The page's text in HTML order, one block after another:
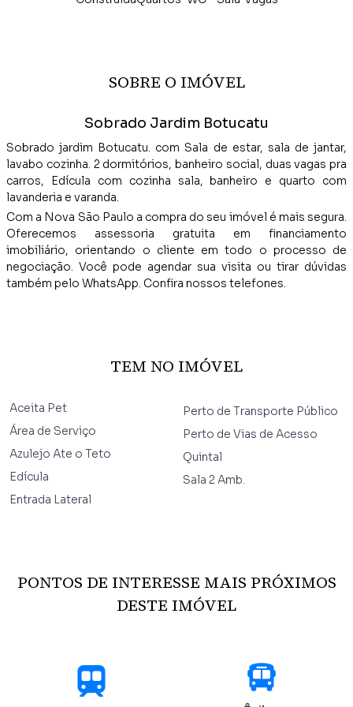
SOBRE O IMÓVEL
Sobrado Jardim Botucatu
Sobrado jardim Botucatu. com Sala de estar, sala de jantar,
lavabo cozinha. 2 dormitórios, banheiro social, duas vagas pra
carros, Edícula com cozinha sala, banheiro e quarto com
lavanderia e varanda.
Com a Nova São Paulo a compra do seu imóvel é mais segura.
Oferecemos assessoria gratuita em financiamento
imobiliário, orientando o cliente em todo o processo de
negociação. Você pode agendar sua visita ou tirar dúvidas
também pelo WhatsApp. Confira nossos telefones.
TEM NO IMÓVEL
Aceita Pet
Área de Serviço
Azulejo Ate o Teto
Edícula
Entrada Lateral
Perto de Transporte Público
Perto de Vias de Acesso
Quintal
Sala 2 Amb.
PONTOS DE INTERESSE MAIS PRÓXIMOS
DESTE IMÓVEL